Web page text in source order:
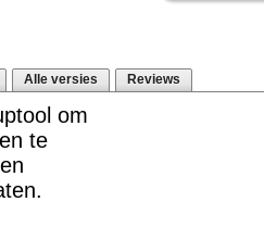
Alle versies Reviews
om
te